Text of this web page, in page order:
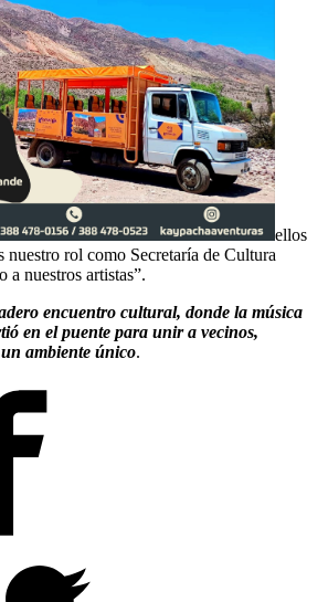
ellos
nuestro rol como Secretaría de Cultura
a nuestros artistas”.
encuentro cultural, donde la música
en el puente para unir a vecinos,
ambiente único.